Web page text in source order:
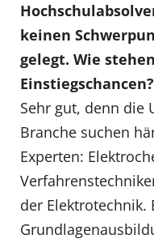
keinen
gelegt. Wie
Einstiegschancen?
Sehr gut, denn die
Branche suchen
Experten:
der Elektrotechnik.